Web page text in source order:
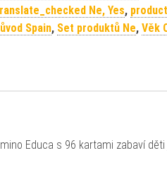
Ne, Yes,
Spain, Set produktů Ne, Věk
Educa s 96 kartami zabaví